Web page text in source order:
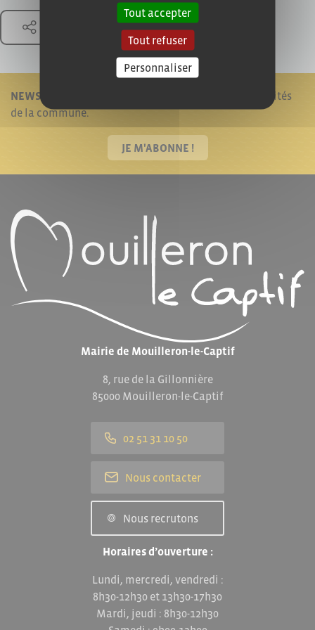
NEWSLETTER !
Je reste informé en recevant les actualités
de la commune.
JE M'ABONNE !
Mairie de Mouilleron-le-Captif
8, rue de la Gillonnière
85000 Mouilleron-le-Captif
02 51 31 10 50
Nous contacter
Nous recrutons
Horaires d’ouverture :
Lundi, mercredi, vendredi :
8h30-12h30 et 13h30-17h30
Mardi, jeudi : 8h30-12h30
Tout accepter
Tout refuser
Personnaliser